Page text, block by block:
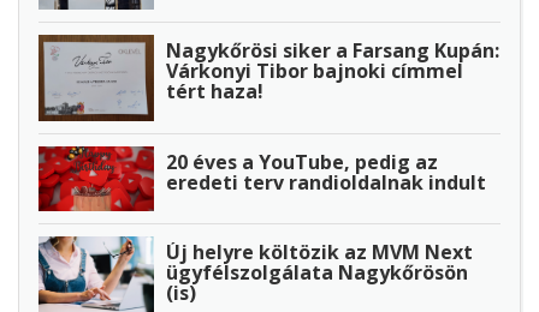
Nagykőrösi siker a Farsang Kupán:
Várkonyi Tibor bajnoki címmel
tért haza!
20 éves a YouTube, pedig az
eredeti terv randioldalnak indult
Új helyre költözik az MVM Next
ügyfélszolgálata Nagykőrösön
(is)